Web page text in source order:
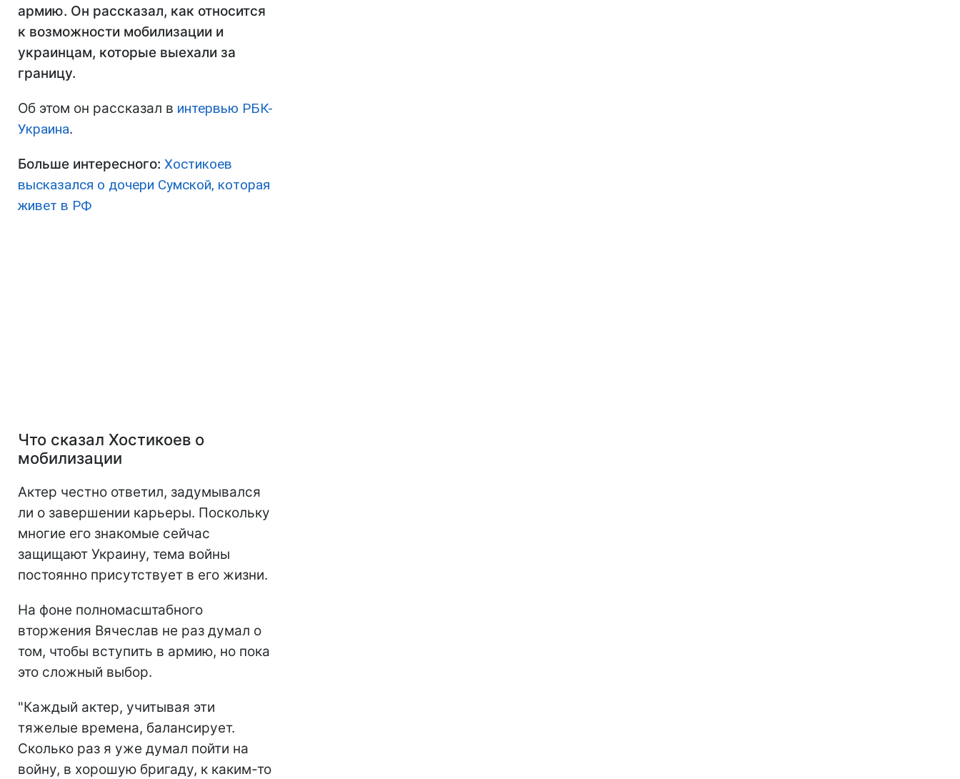
армию. Он рассказал, как относится
к возможности мобилизации и
украинцам, которые выехали за
границу.
Об этом он рассказал в интервью РБК-
Украина.
Больше интересного: Хостикоев
высказался о дочери Сумской, которая
живет в РФ
Что сказал Хостикоев о
мобилизации
Актер честно ответил, задумывался
ли о завершении карьеры. Поскольку
многие его знакомые сейчас
защищают Украину, тема войны
постоянно присутствует в его жизни.
На фоне полномасштабного
вторжения Вячеслав не раз думал о
том, чтобы вступить в армию, но пока
это сложный выбор.
"Каждый актер, учитывая эти
тяжелые времена, балансирует.
Сколько раз я уже думал пойти на
войну, в хорошую бригаду, к каким-то